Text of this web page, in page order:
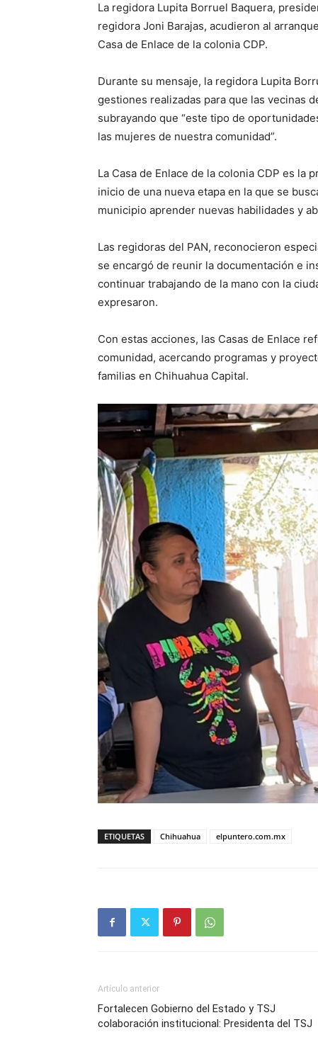
La regidora Lupita Borruel Baquera,
regidora Joni Barajas, acudieron al
Casa de Enlace de la colonia CDP.
Durante su mensaje, la regidora Lupita
gestiones realizadas para que las vecinas
subrayando que “este tipo de
las mujeres de nuestra comunidad”.
La Casa de Enlace de la colonia CDP es la
inicio de una nueva etapa en la que se
municipio aprender nuevas habilidades y
Las regidoras del PAN, reconocieron
se encargó de reunir la documentación e
continuar trabajando de la mano con la
expresaron.
Con estas acciones, las Casas de Enlace
comunidad, acercando programas y
familias en Chihuahua Capital.
ETIQUETAS Chihuahua elpuntero.com.mx
Artículo anterior
Fortalecen Gobierno del Estado y TSJ
colaboración institucional: Presidenta del TSJ